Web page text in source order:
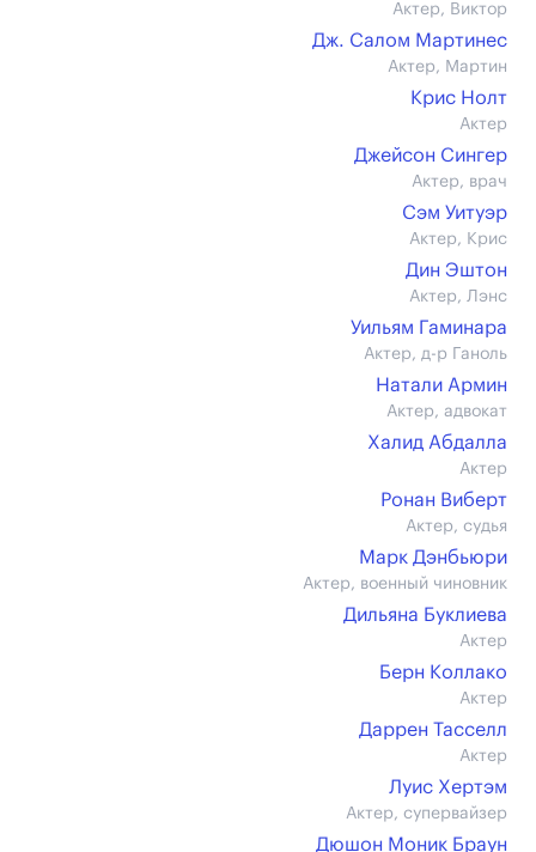
Актер, Виктор
Дж. Салом Мартинес
Актер, Мартин
Крис Нолт
Актер
Джейсон Сингер
Актер, врач
Сэм Уитуэр
Актер, Крис
Дин Эштон
Актер, Лэнс
Уильям Гаминара
Актер, д-р Ганоль
Натали Армин
Актер, адвокат
Халид Абдалла
Актер
Ронан Виберт
Актер, судья
Марк Дэнбьюри
Актер, военный чиновник
Дильяна Буклиева
Актер
Берн Коллако
Актер
Даррен Тасселл
Актер
Луис Хертэм
Актер, супервайзер
Дюшон Моник Браун